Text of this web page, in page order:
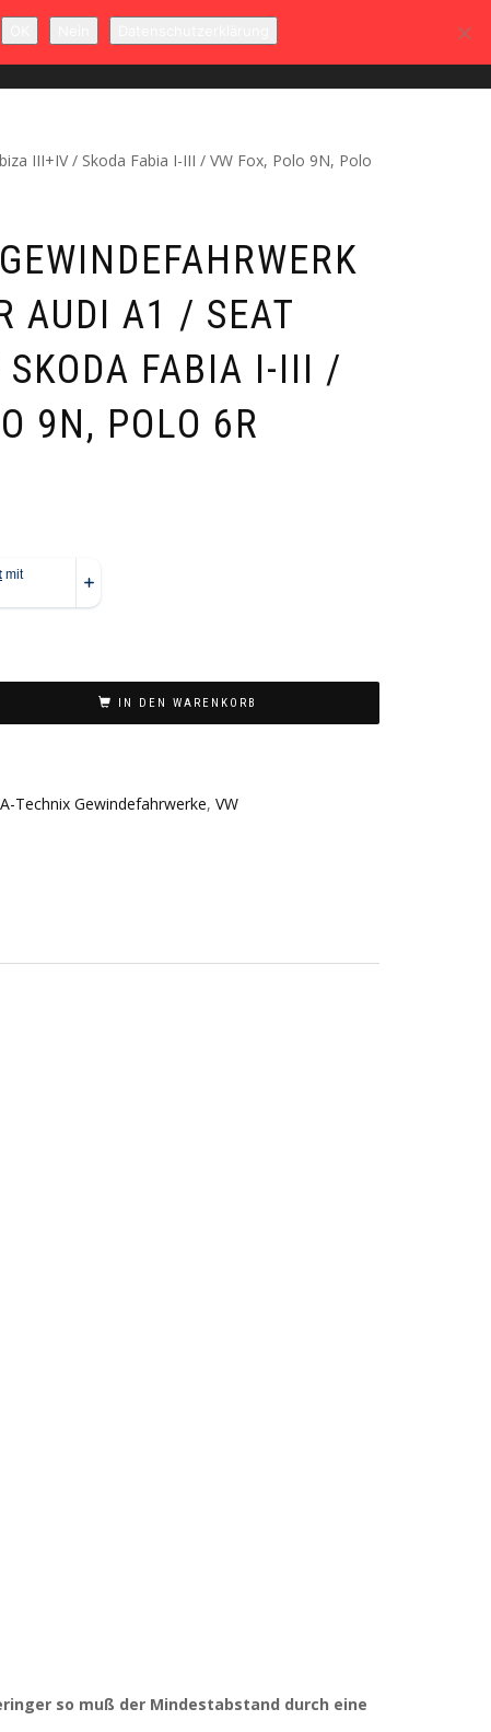
MEIN KONTO WARENKORB
III+IV / Skoda Fabia I-III / VW Fox, Polo 9N, Polo
AUDI A1 / SEAT
FABIA I-III /
9N, POLO 6R
IN DEN WARENKORB
Technix Gewindefahrwerke, VW
so muß der Mindestabstand durch eine